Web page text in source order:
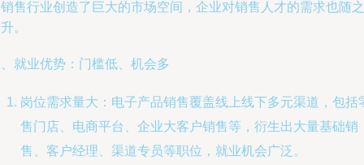
售行业创造了巨大的市场空间，企业对销售人才的需求也随之
。
就业优势：门槛低、机会多
岗位需求量大：电子产品销售覆盖线上线下多元渠道，包括
售门店、电商平台、企业大客户销售等，衍生出大量基础销
售、客户经理、渠道专员等职位，就业机会广泛。